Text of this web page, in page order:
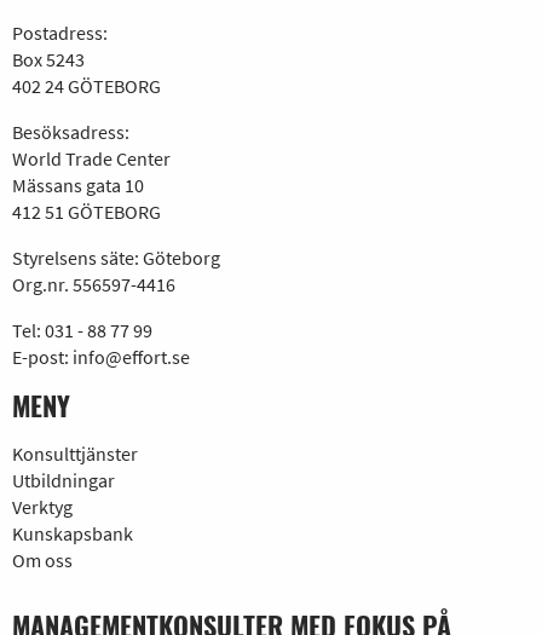
Postadress:
Box 5243
402 24 GÖTEBORG
Besöksadress:
World Trade Center
Mässans gata 10
412 51 GÖTEBORG
Styrelsens säte: Göteborg
Org.nr. 556597-4416
Tel: 031 - 88 77 99
E-post: info@effort.se
MENY
Konsulttjänster
Utbildningar
Verktyg
Kunskapsbank
Om oss
MANAGEMENTKONSULTER MED FOKUS PÅ